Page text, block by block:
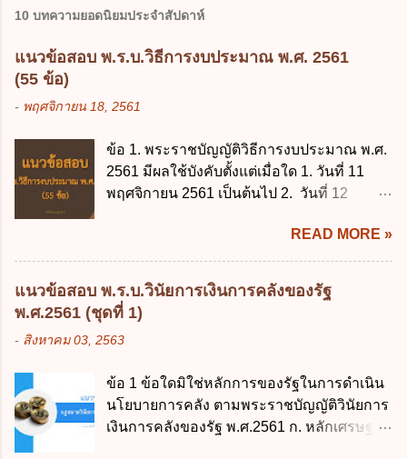
10 บทความยอดนิยมประจำสัปดาห์
แนวข้อสอบ พ.ร.บ.วิธีการงบประมาณ พ.ศ. 2561
(55 ข้อ)
- พฤศจิกายน 18, 2561
ข้อ 1. พระราชบัญญัติวิธีการงบประมาณ พ.ศ.
2561 มีผลใช้บังคับตั้งแต่เมื่อใด 1. วันที่ 11
พฤศจิกายน 2561 เป็นต้นไป 2. วันที่ 12
พฤศจิกายน 2561 เป็นต้นไป 4. วันที่ 14
พฤศจิกายน 2561 เป็นต้นไป ข้อ 2. พระราช
บัญญัติวิธีการงบประมาณ พ.ศ. 2561 ไม่ได้
ยกเลิกกฎหมายฉบับใด 1. พระราชบัญญัติวิธี
การงบประมาณ พ.ศ. 2502 2. พระราชบัญญัติ
วิธีการงบประมาณ (ฉบับที่ 3) พ.ศ. 2511 3.
พ.ศ. 2544 4. ประกาศของคณะปฏิวัติ ฉบับที่
203 ลงวันที่ 31 สิงหาคม 2515 ข้อ 3. ข้อใดไม่
ถูกต้อง 1. นายกรัฐมนตรีมีอำนาจออกกฎเพื่อ
READ MORE »
แนวข้อสอบ พ.ร.บ.วินัยการเงินการคลังของรัฐ
พ.ศ.2561 (ชุดที่ 1)
- สิงหาคม 03, 2563
ข้อ 1 ข้อใดมิใช่หลักการของรัฐในการดำเนิน
นโยบายการคลัง ตามพระราชบัญญัติวินัยการ
เงินการคลังของรัฐ พ.ศ.2561 ก. หลักเศรษฐกิจ